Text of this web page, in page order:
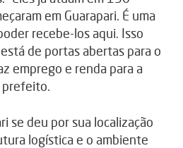
em Guarapari. É uma
recebe-los aqui. Isso
de portas abertas para o
emprego e renda para a
prefeito.
se deu por sua localização
logística e o ambiente